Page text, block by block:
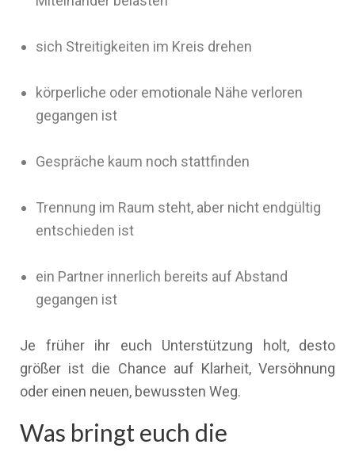
sich Streitigkeiten im Kreis drehen
körperliche oder emotionale Nähe verloren
gegangen ist
Gespräche kaum noch stattfinden
Trennung im Raum steht, aber nicht endgültig
entschieden ist
ein Partner innerlich bereits auf Abstand
gegangen ist
Je früher ihr euch Unterstützung holt, desto
größer ist die Chance auf Klarheit, Versöhnung
oder einen neuen, bewussten Weg.
Was bringt euch die